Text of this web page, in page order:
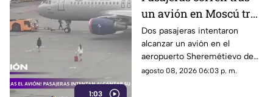
1:03
un avión en Moscú tras
llegar tarde a su vuelo
Dos pasajeras intentaron
alcanzar un avión en el
aeropuerto Sheremétievo de
Moscú tras llegar tarde a su
agosto 08, 2026 06:03 p. m.